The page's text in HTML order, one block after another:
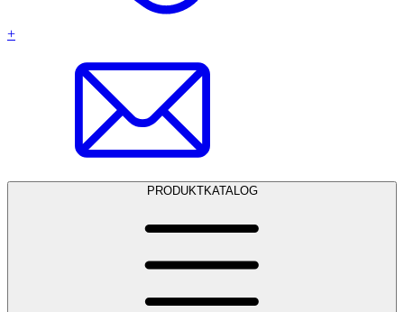
+
PRODUKTKATALOG